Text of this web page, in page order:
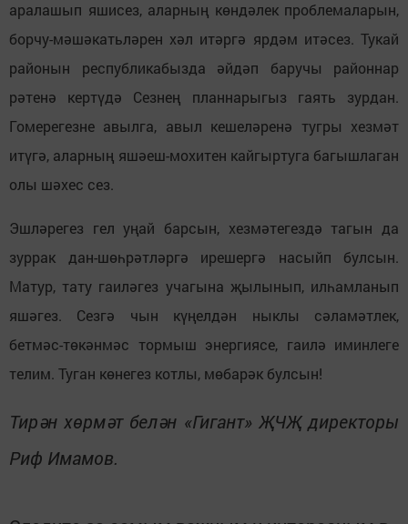
аралашып яшисез, аларның көндәлек проблемаларын,
борчу-мәшәкатьләрен хәл итәргә ярдәм итәсез. Тукай
районын республикабызда әйдәп баручы районнар
рәтенә кертүдә Сезнең планнарыгыз гаять зурдан.
Гомерегезне авылга, авыл кешеләренә тугры хезмәт
итүгә, аларның яшәеш-мохитен кайгыртуга багышлаган
олы шәхес сез.
Эшләрегез гел уңай барсын, хезмәтегездә тагын да
зуррак дан-шөһрәтләргә ирешергә насыйп булсын.
Матур, тату гаиләгез учагына җылынып, илһамланып
яшәгез. Сезгә чын күңелдән ныклы сәламәтлек,
бетмәс-төкәнмәс тормыш энергиясе, гаилә иминлеге
телим. Туган көнегез котлы, мөбарәк булсын!
Тирән хөрмәт белән «Гигант» ҖЧҖ директоры
Риф Имамов.